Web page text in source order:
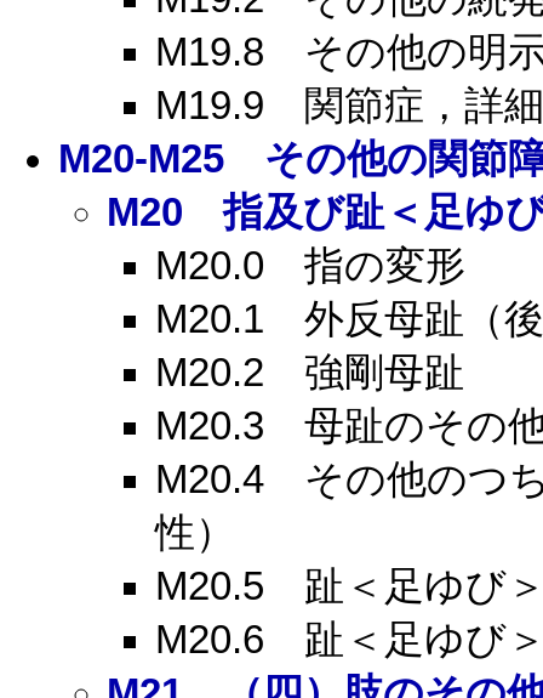
M19.8 その他の明
M19.9 関節症，詳
M20-M25 その他の関節
M20 指及び趾＜足ゆ
M20.0 指の変形
M20.1 外反母趾（
M20.2 強剛母趾
M20.3 母趾のその
M20.4 その他のつ
性）
M20.5 趾＜足ゆび
M20.6 趾＜足ゆび